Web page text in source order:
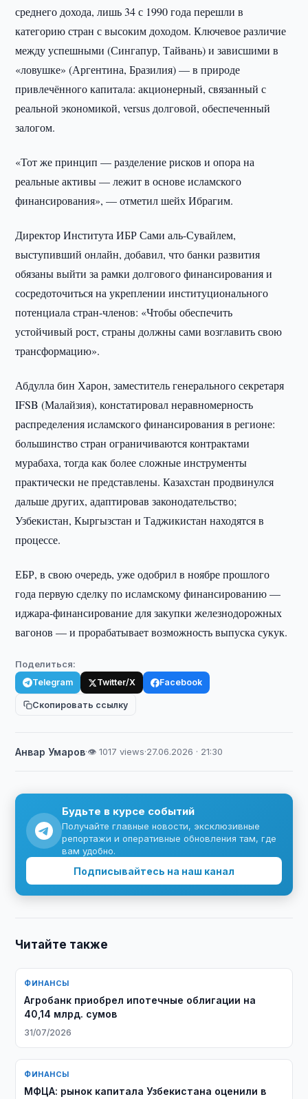
среднего дохода, лишь 34 с 1990 года перешли в
категорию стран с высоким доходом. Ключевое различие
между успешными (Сингапур, Тайвань) и зависшими в
«ловушке» (Аргентина, Бразилия) — в природе
привлечённого капитала: акционерный, связанный с
реальной экономикой, versus долговой, обеспеченный
залогом.
«Тот же принцип — разделение рисков и опора на
реальные активы — лежит в основе исламского
финансирования», — отметил шейх Ибрагим.
Директор Института ИБР Сами аль-Сувайлем,
выступивший онлайн, добавил, что банки развития
обязаны выйти за рамки долгового финансирования и
сосредоточиться на укреплении институционального
потенциала стран-членов: «Чтобы обеспечить
устойчивый рост, страны должны сами возглавить свою
трансформацию».
Абдулла бин Харон, заместитель генерального секретаря
IFSB (Малайзия), констатировал неравномерность
распределения исламского финансирования в регионе:
большинство стран ограничиваются контрактами
мурабаха, тогда как более сложные инструменты
практически не представлены. Казахстан продвинулся
дальше других, адаптировав законодательство;
Узбекистан, Кыргызстан и Таджикистан находятся в
процессе.
ЕБР, в свою очередь, уже одобрил в ноябре прошлого
года первую сделку по исламскому финансированию —
иджара-финансирование для закупки железнодорожных
вагонов — и прорабатывает возможность выпуска сукук.
Поделиться:
Telegram Twitter/X Facebook
Скопировать ссылку
Анвар Умаров·👁 1017 views·27.06.2026 · 21:30
Будьте в курсе событий
Получайте главные новости, эксклюзивные
репортажи и оперативные обновления там, где
вам удобно.
Подписывайтесь на наш канал
Читайте также
ФИНАНСЫ
Агробанк приобрел ипотечные облигации на
40,14 млрд. сумов
31/07/2026
ФИНАНСЫ
МФЦА: рынок капитала Узбекистана оценили в